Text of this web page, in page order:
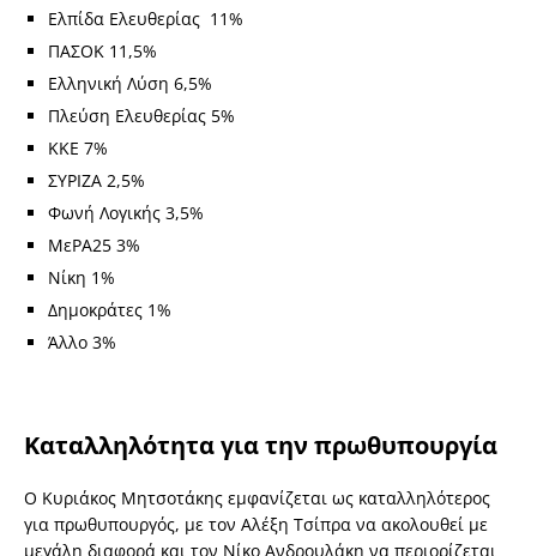
Ελπίδα Ελευθερίας 11%
ΠΑΣΟΚ 11,5%
Ελληνική Λύση 6,5%
Πλεύση Ελευθερίας 5%
ΚΚΕ 7%
ΣΥΡΙΖΑ 2,5%
Φωνή Λογικής 3,5%
ΜεΡΑ25 3%
Νίκη 1%
Δημοκράτες 1%
Άλλο 3%
Καταλληλότητα για την πρωθυπουργία
Ο Κυριάκος Μητσοτάκης εμφανίζεται ως καταλληλότερος
για πρωθυπουργός, με τον Αλέξη Τσίπρα να ακολουθεί με
μεγάλη διαφορά και τον Νίκο Ανδρουλάκη να περιορίζεται